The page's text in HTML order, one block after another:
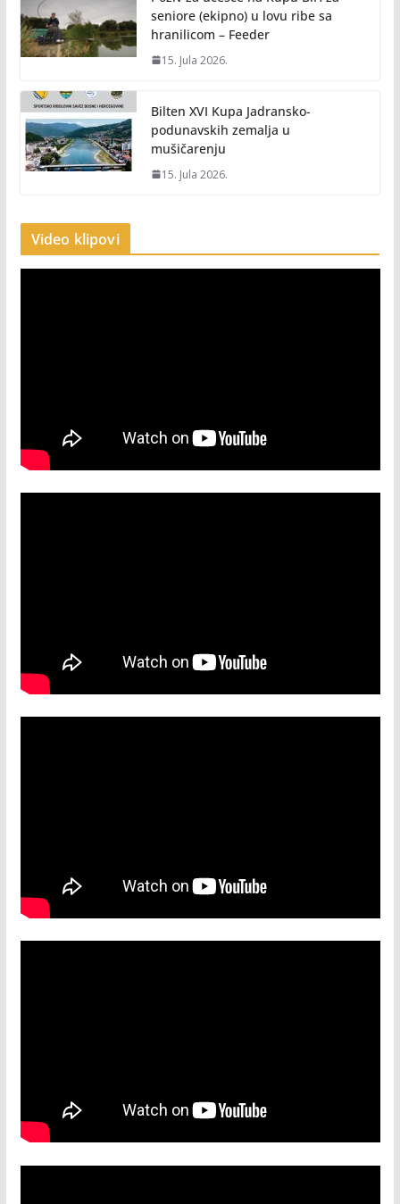
seniore (ekipno) u lovu ribe sa
hranilicom – Feeder
15. Jula 2026.
Bilten XVI Kupa Jadransko-
podunavskih zemalja u
mušičarenju
15. Jula 2026.
Video klipovi